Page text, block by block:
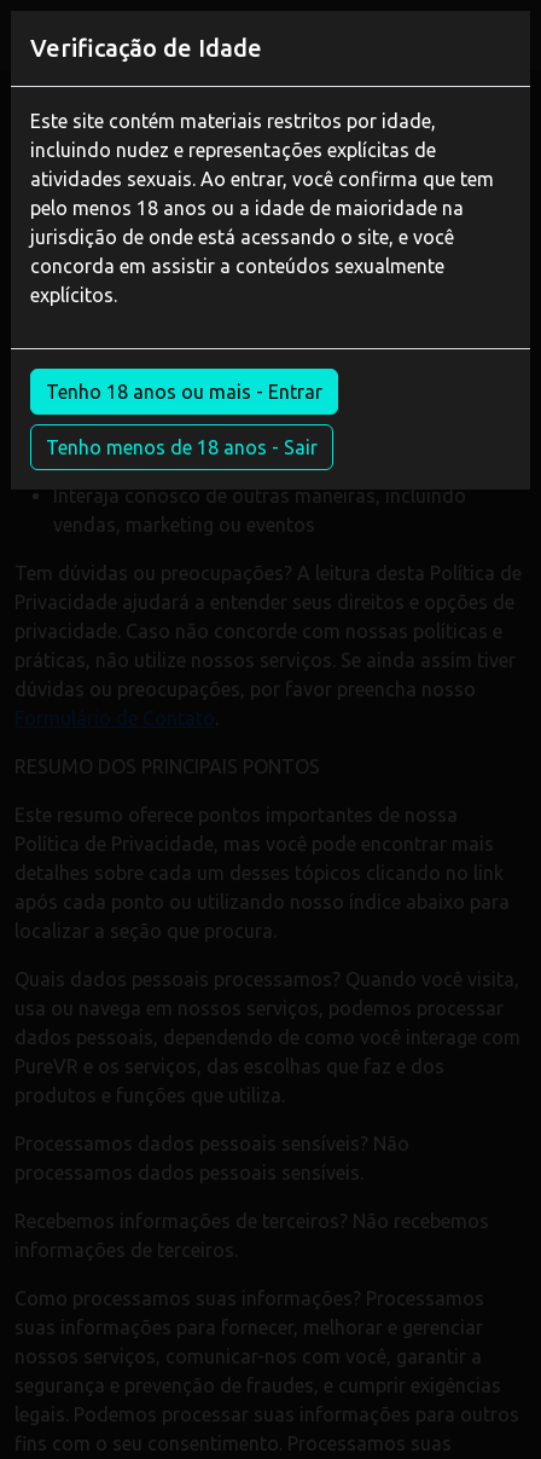
Verificação de Idade
Este site contém materiais restritos por idade,
incluindo nudez e representações explícitas de
atividades sexuais. Ao entrar, você confirma que tem
pelo menos 18 anos ou a idade de maioridade na
jurisdição de onde está acessando o site, e você
concorda em assistir a conteúdos sexualmente
explícitos.
Tenho 18 anos ou mais - Entrar
Tenho menos de 18 anos - Sair
Política de Privacidade
Última atualização em 17 de abril de 2023
Esta Política de Privacidade de PureVR e BunnySystems
("Empresa", "nós", "nosso" ou "nos") descreve como e
por que podemos coletar, armazenar, usar e/ou divulgar
Visite nosso site em https://purevr.site ou
bunnysystems.com ou qualquer um dos nossos sites
que faça referência a esta Política de Privacidade
Interaja conosco de outras maneiras, incluindo
vendas, marketing ou eventos
Tem dúvidas ou preocupações? A leitura desta Política de
Privacidade ajudará a entender seus direitos e opções de
privacidade. Caso não concorde com nossas políticas e
práticas, não utilize nossos serviços. Se ainda assim tiver
dúvidas ou preocupações, por favor preencha nosso
Formulário de Contato.
RESUMO DOS PRINCIPAIS PONTOS
Este resumo oferece pontos importantes de nossa
Política de Privacidade, mas você pode encontrar mais
detalhes sobre cada um desses tópicos clicando no link
após cada ponto ou utilizando nosso índice abaixo para
localizar a seção que procura.
Quais dados pessoais processamos? Quando você visita,
usa ou navega em nossos serviços, podemos processar
dados pessoais, dependendo de como você interage com
PureVR e os serviços, das escolhas que faz e dos
produtos e funções que utiliza.
Processamos dados pessoais sensíveis? Não
processamos dados pessoais sensíveis.
Recebemos informações de terceiros? Não recebemos
informações de terceiros.
Como processamos suas informações? Processamos
suas informações para fornecer, melhorar e gerenciar
nossos serviços, comunicar-nos com você, garantir a
segurança e prevenção de fraudes, e cumprir exigências
legais. Podemos processar suas informações para outros
fins com o seu consentimento. Processamos suas